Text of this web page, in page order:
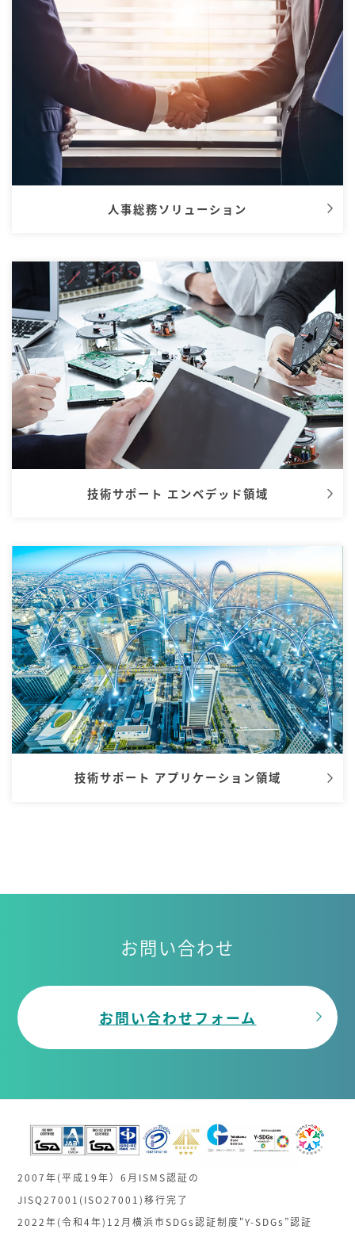
人事総務ソリューション
技術サポート エンベデッド領域
技術サポート アプリケーション領域
お問い合わせ
お問い合わせフォーム
2007年(平成19年）6月ISMS認証の
JISQ27001(ISO27001)移行完了
2022年(令和4年)12月横浜市SDGs認証制度"Y-SDGs”認証